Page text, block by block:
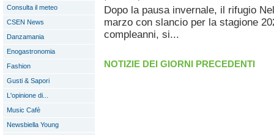
Consulta il meteo
CSEN News
Danzamania
Enogastronomia
Fashion
Gusti & Sapori
L'opinione di...
Music Cafè
Newsbiella Young
Dopo la pausa invernale, il rifugio
marzo con slancio per la stagione
compleanni, si...
NOTIZIE DEI GIORNI PRECEDENTI